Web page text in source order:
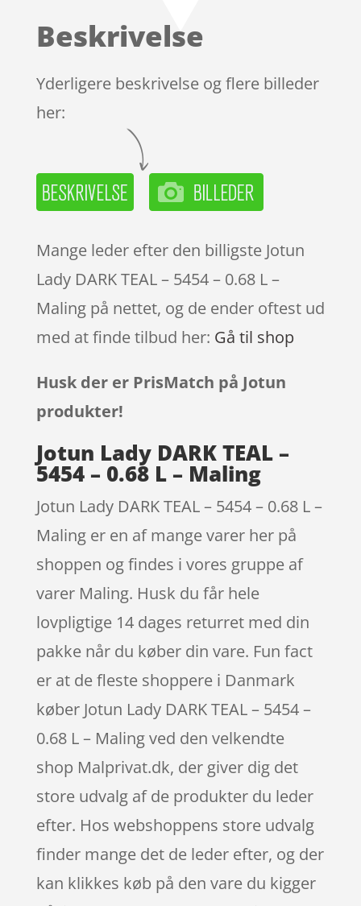
Beskrivelse
Yderligere beskrivelse og flere billeder
her:
Mange leder efter den billigste Jotun
Lady DARK TEAL – 5454 – 0.68 L –
Maling på nettet, og de ender oftest ud
med at finde tilbud her: Gå til shop
Husk der er PrisMatch på Jotun
produkter!
Jotun Lady DARK TEAL –
5454 – 0.68 L – Maling
Jotun Lady DARK TEAL – 5454 – 0.68 L –
Maling er en af mange varer her på
shoppen og findes i vores gruppe af
varer Maling. Husk du får hele
lovpligtige 14 dages returret med din
pakke når du køber din vare. Fun fact
er at de fleste shoppere i Danmark
køber Jotun Lady DARK TEAL – 5454 –
0.68 L – Maling ved den velkendte
shop Malprivat.dk, der giver dig det
store udvalg af de produkter du leder
efter. Hos webshoppens store udvalg
finder mange det de leder efter, og der
kan klikkes køb på den vare du kigger